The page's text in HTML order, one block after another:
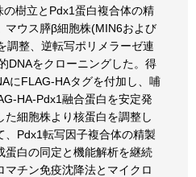
樹立とPdx1蛋白複合体の精
マウス膵β細胞株(MIN6および
調整、逆転写ポリメラーゼ連
DNAをクローニングした。得
にFLAG-HAタグを付加し、哺
HA-Pdx1融合蛋白を安定発
細胞株より核蛋白を調整し
、Pdx1転写因子複合体の精製
蛋白の同定と機能解析を継続
マチン免疫沈降法とマイクロ